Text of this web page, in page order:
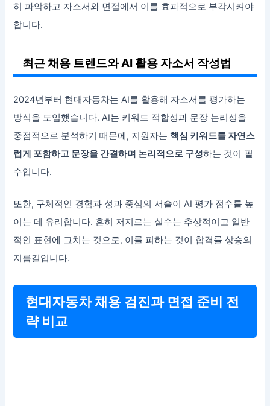
히 파악하고 자소서와 면접에서 이를 효과적으로 부각시켜야
합니다.
최근 채용 트렌드와 AI 활용 자소서 작성법
2024년부터 현대자동차는 AI를 활용해 자소서를 평가하는
방식을 도입했습니다. AI는 키워드 적합성과 문장 논리성을
중점적으로 분석하기 때문에, 지원자는 핵심 키워드를 자연스
럽게 포함하고 문장을 간결하며 논리적으로 구성하는 것이 필
수입니다.
또한, 구체적인 경험과 성과 중심의 서술이 AI 평가 점수를 높
이는 데 유리합니다. 흔히 저지르는 실수는 추상적이고 일반
적인 표현에 그치는 것으로, 이를 피하는 것이 합격률 상승의
지름길입니다.
현대자동차 채용 검진과 면접 준비 전
략 비교